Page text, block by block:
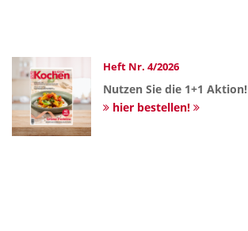
Heft Nr. 4/2026
Nutzen Sie die 1+1 Aktion!
hier bestellen!